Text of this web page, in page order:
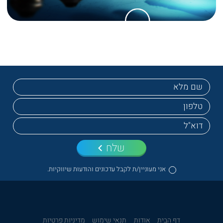
אני מעוניין/ת לקבל עדכונים והודעות שיווקיות.
שלח
דף הבית אודות תנאי שימוש מדיניות פרטיות